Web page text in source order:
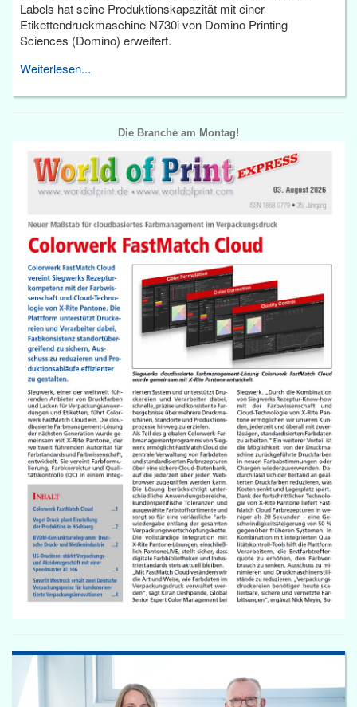
Labels hat seine Produktionskapazität mit einer
Etikettendruckmaschine N730i von Domino Printing
Sciences (Domino) erweitert.
Weiterlesen...
Die Branche am Montag!